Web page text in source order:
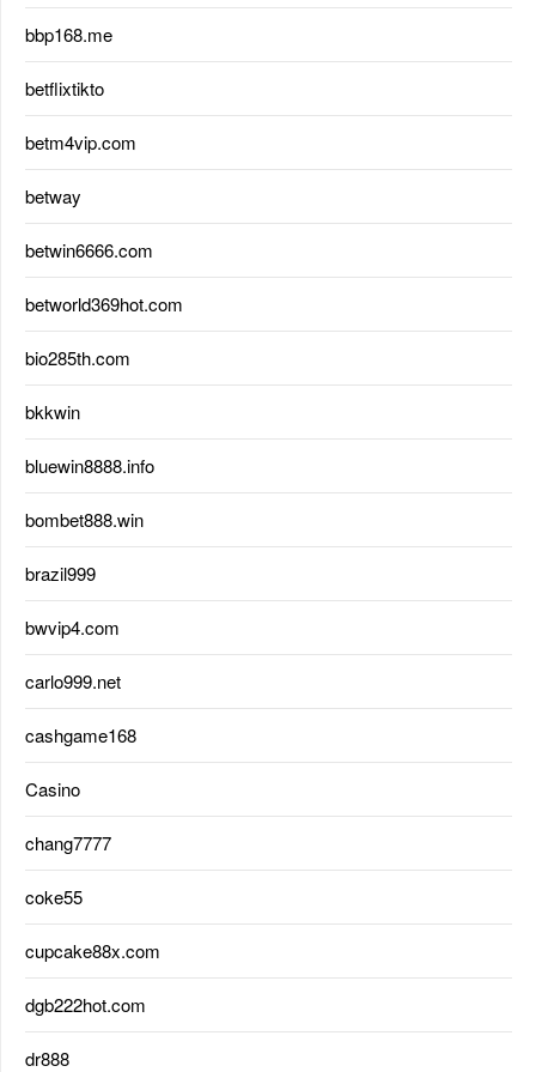
bbp168.me
betflixtikto
betm4vip.com
betway
betwin6666.com
betworld369hot.com
bio285th.com
bkkwin
bluewin8888.info
bombet888.win
brazil999
bwvip4.com
carlo999.net
cashgame168
Casino
chang7777
coke55
cupcake88x.com
dgb222hot.com
dr888